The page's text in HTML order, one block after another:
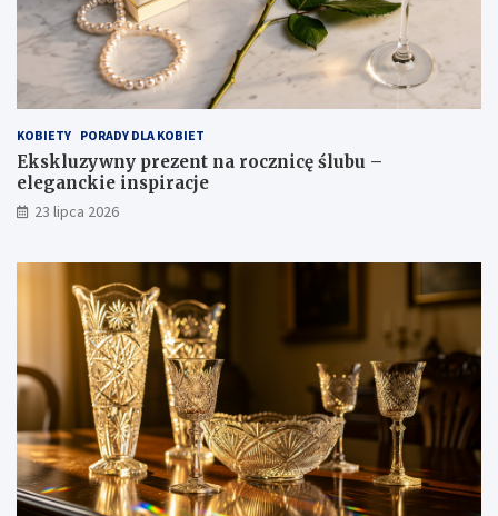
KOBIETY PORADY DLA KOBIET
Ekskluzywny prezent na rocznicę ślubu –
eleganckie inspiracje
23 lipca 2026